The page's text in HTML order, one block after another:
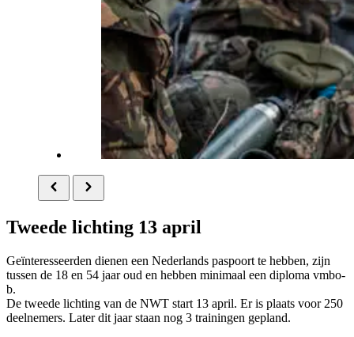
Tweede lichting 13 april
Geïnteresseerden dienen een Nederlands paspoort te hebben, zijn
tussen de 18 en 54 jaar oud en hebben minimaal een diploma vmbo-
b.
De tweede lichting van de NWT start 13 april. Er is plaats voor 250
deelnemers. Later dit jaar staan nog 3 trainingen gepland.